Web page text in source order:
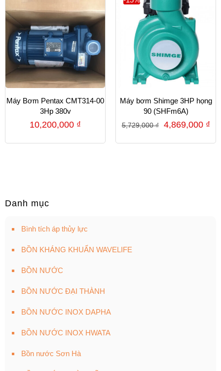
Máy Bơm Pentax CMT314-00
3Hp 380v
10,200,000 ₫
Máy bơm Shimge 3HP họng
90 (SHFm6A)
5,729,000₫ 4,869,000 ₫
Danh mục
Bình tích áp thủy lực
BỒN KHÁNG KHUẨN WAVELIFE
BỒN NƯỚC
BỒN NƯỚC ĐẠI THÀNH
BỒN NƯỚC INOX DAPHA
BỒN NƯỚC INOX HWATA
Bồn nước Sơn Hà